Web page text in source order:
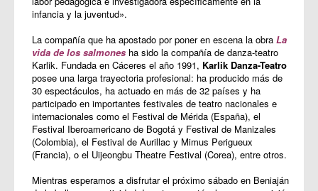
infancia y la juventud».
La compañía que ha apostado por poner en escena la obra La
vida de los salmones ha sido la compañía de danza-teatro
Karlik. Fundada en Cáceres el año 1991, Karlik Danza-Teatro
posee una larga trayectoria profesional: ha producido más de
30 espectáculos, ha actuado en más de 32 países y ha
participado en importantes festivales de teatro nacionales e
internacionales como el Festival de Mérida (España), el
Festival Iberoamericano de Bogotá y Festival de Manizales
(Colombia), el Festival de Aurillac y Mimus Perigueux
(Francia), o el Uijeongbu Theatre Festival (Corea), entre otros.
Mientras esperamos a disfrutar el próximo sábado en Beniaján